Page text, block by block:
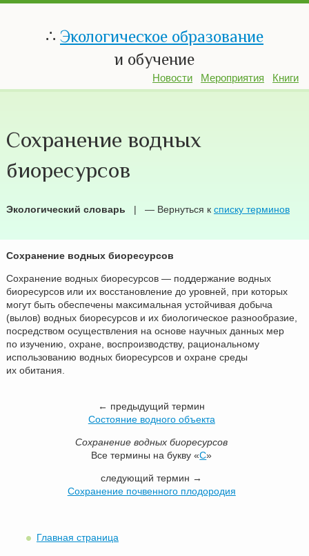
∴ Экологическое образование
и обучение
Новости Мероприятия Книги
Сохранение водных
биоресурсов
Экологический словарь | — Вернуться к списку терминов
Сохранение водных биоресурсов
Сохранение водных биоресурсов — поддержание водных
биоресурсов или их восстановление до уровней, при которых
могут быть обеспечены максимальная устойчивая добыча
(вылов) водных биоресурсов и их биологическое разнообразие,
посредством осуществления на основе научных данных мер
по изучению, охране, воспроизводству, рациональному
использованию водных биоресурсов и охране среды
их обитания.
← предыдущий термин
Состояние водного объекта
Сохранение водных биоресурсов
Все термины на букву «С»
следующий термин →
Сохранение почвенного плодородия
Главная страница